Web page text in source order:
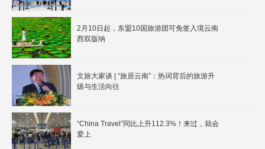
2月10日起，东盟10国旅游团可免签入境云南
西双版纳
文旅大家谈 | “旅居云南”：热词背后的旅游升
级与生活向往
“China Travel”同比上升112.3%！来过，就会
爱上